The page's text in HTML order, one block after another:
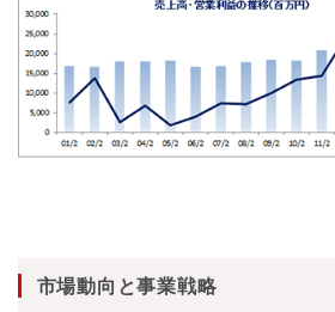
市場動向と事業戦略